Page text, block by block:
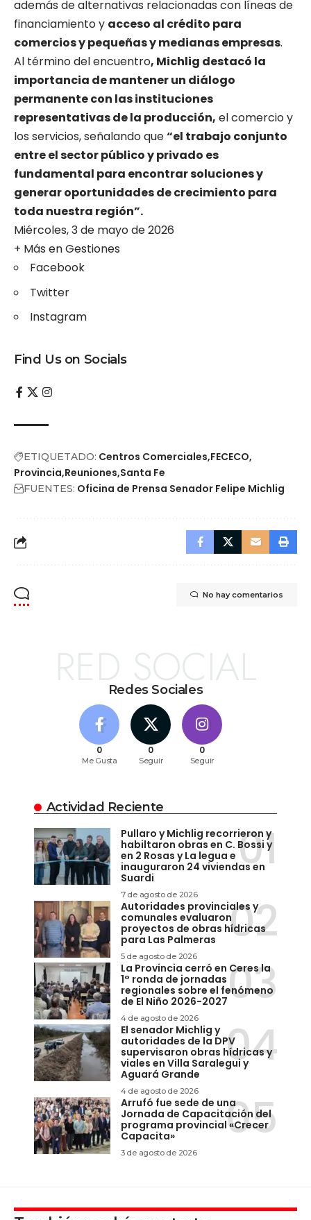
además de alternativas relacionadas con líneas de
financiamiento y acceso al crédito para
comercios y pequeñas y medianas empresas.
Al término del encuentro, Michlig destacó la
importancia de mantener un diálogo
permanente con las instituciones
representativas de la producción, el comercio y
los servicios, señalando que“el trabajo conjunto
entre el sector público y privado es
fundamental para encontrar soluciones y
generar oportunidades de crecimiento para
toda nuestra región”.
Miércoles, 3 de mayo de 2026
+ Más enGestiones
Facebook
Twitter
Instagram
Find Us on Socials
ETIQUETADO: Centros Comerciales FECECO
Provincia Reuniones Santa Fe
FUENTES: Oficina de Prensa Senador Felipe Michlig
No hay comentarios
Redes Sociales
RED SOCIAL
0
Me Gusta
0
Seguir
0
Seguir
Actividad Reciente
Pullaro y Michlig recorrieron y
habiltaron obras en C. Bossi y
en 2 Rosas y La legua e
inauguraron 24 viviendas en
Suardi
7 de agosto de 2026
Autoridades provinciales y
comunales evaluaron
proyectos de obras hídricas
para Las Palmeras
5 de agosto de 2026
La Provincia cerró en Ceres la
1° ronda de jornadas
regionales sobre el fenómeno
de El Niño 2026-2027
4 de agosto de 2026
El senador Michlig y
autoridades de la DPV
supervisaron obras hídricas y
viales en Villa Saralegui y
Aguará Grande
4 de agosto de 2026
Arrufó fue sede de una
Jornada de Capacitación del
programa provincial «Crecer
Capacita»
3 de agosto de 2026